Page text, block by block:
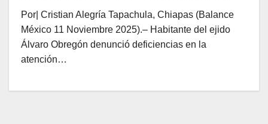
Por| Cristian Alegría Tapachula, Chiapas (Balance
México 11 Noviembre 2025).– Habitante del ejido
Álvaro Obregón denunció deficiencias en la
atención…